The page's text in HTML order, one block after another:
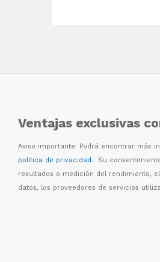
Ventajas exclusivas
Aviso importante: Podrá encontrar más
política de privacidad. Su
resultados o medición del rendimiento, el
datos, los proveedores de servicios